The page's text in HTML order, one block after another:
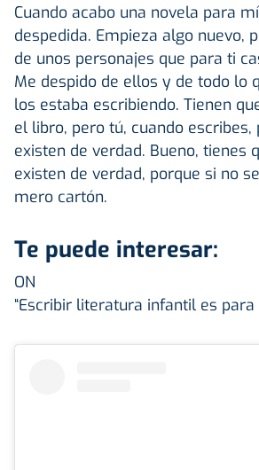
Cuando acabo una novela para
despedida. Empieza algo nuevo,
de unos personajes que para ti
Me despido de ellos y de todo lo
los estaba escribiendo. Tienen
el libro, pero tú, cuando escribes,
existen de verdad. Bueno, tienes
existen de verdad, porque si no
mero cartón.
Te puede interesar:
ON
“Escribir literatura infantil es